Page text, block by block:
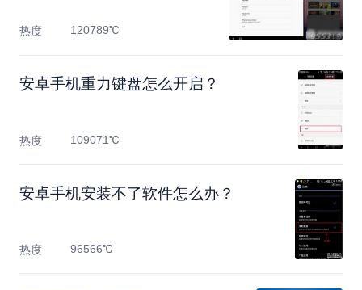
热度 120789℃
安卓手机重力键盘怎么开启？
热度 109071℃
安卓手机安装不了软件怎么办？
热度 96566℃